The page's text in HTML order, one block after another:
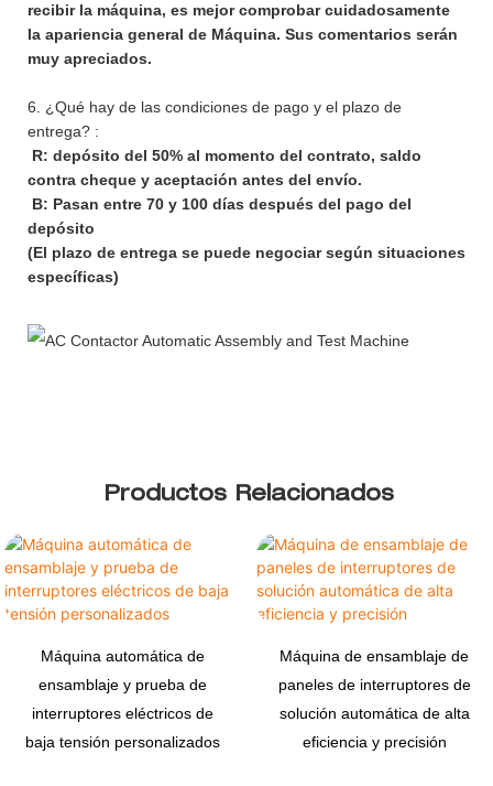
recibir la máquina, es mejor comprobar cuidadosamente
la apariencia general de Máquina. Sus comentarios serán
muy apreciados.
6. ¿Qué hay de las condiciones de pago y el plazo de
entrega? :
R: depósito del 50% al momento del contrato, saldo
contra cheque y aceptación antes del envío.
B: Pasan entre 70 y 100 días después del pago del
depósito
(El plazo de entrega se puede negociar según situaciones
específicas)
Productos Relacionados
Máquina automática de
ensamblaje y prueba de
interruptores eléctricos de
baja tensión personalizados
Máquina de ensamblaje de
paneles de interruptores de
solución automática de alta
eficiencia y precisión